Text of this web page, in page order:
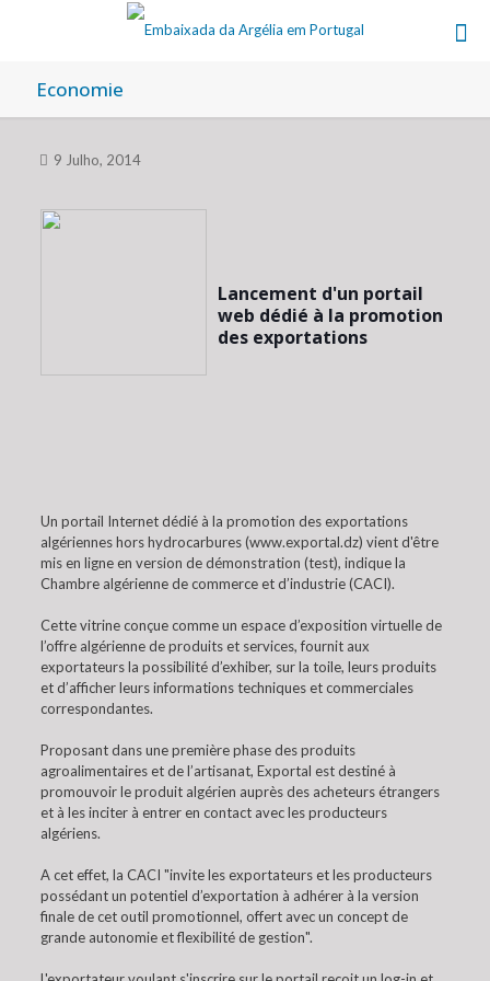
Economie
9 Julho, 2014
Lancement d'un portail
web dédié à la promotion
des exportations
Un portail Internet dédié à la promotion des exportations
algériennes hors hydrocarbures (www.exportal.dz) vient d'être
mis en ligne en version de démonstration (test), indique la
Chambre algérienne de commerce et d’industrie (CACI).
Cette vitrine conçue comme un espace d’exposition virtuelle de
l’offre algérienne de produits et services, fournit aux
exportateurs la possibilité d’exhiber, sur la toile, leurs produits
et d’afficher leurs informations techniques et commerciales
correspondantes.
Proposant dans une première phase des produits
agroalimentaires et de l’artisanat, Exportal est destiné à
promouvoir le produit algérien auprès des acheteurs étrangers
et à les inciter à entrer en contact avec les producteurs
algériens.
A cet effet, la CACI "invite les exportateurs et les producteurs
possédant un potentiel d’exportation à adhérer à la version
finale de cet outil promotionnel, offert avec un concept de
grande autonomie et flexibilité de gestion".